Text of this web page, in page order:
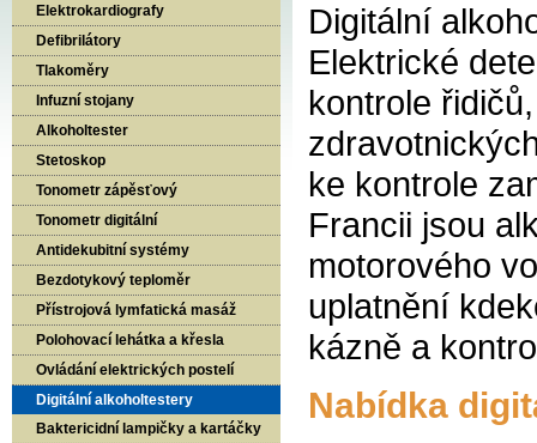
Elektrokardiografy
Defibrilátory
Tlakoměry
Infuzní stojany
Alkoholtester
Stetoskop
Tonometr zápěsťový
Tonometr digitální
Antidekubitní systémy
Bezdotykový teploměr
Přístrojová lymfatická masáž
Polohovací lehátka a křesla
Ovládání elektrických postelí
Digitální alkoholtestery
Baktericidní lampičky a kartáčky
Digitální
Elektrické
kontrole
ke kontrole
Francii jsou
motorového
uplatnění
kázně a
Nabídka